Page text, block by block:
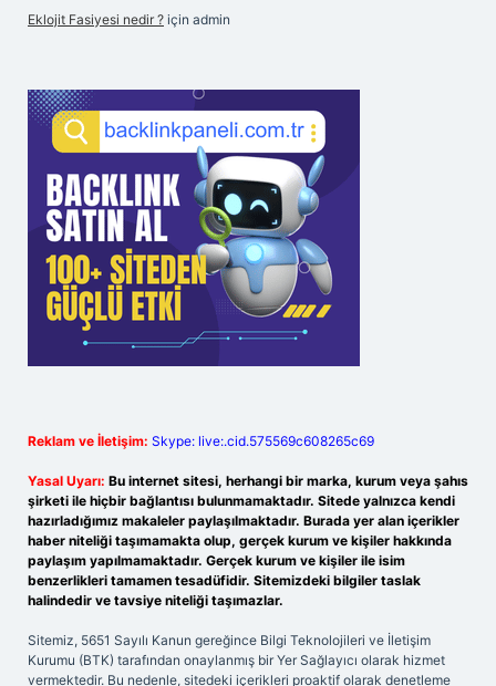
Eklojit Fasiyesi nedir ? için admin
Reklam ve İletişim: Skype: live:.cid.575569c608265c69
Yasal Uyarı: Bu internet sitesi, herhangi bir marka, kurum veya şahıs
şirketi ile hiçbir bağlantısı bulunmamaktadır. Sitede yalnızca kendi
hazırladığımız makaleler paylaşılmaktadır. Burada yer alan içerikler
haber niteliği taşımamakta olup, gerçek kurum ve kişiler hakkında
paylaşım yapılmamaktadır. Gerçek kurum ve kişiler ile isim
benzerlikleri tamamen tesadüfidir. Sitemizdeki bilgiler taslak
halindedir ve tavsiye niteliği taşımazlar.
Sitemiz, 5651 Sayılı Kanun gereğince Bilgi Teknolojileri ve İletişim
Kurumu (BTK) tarafından onaylanmış bir Yer Sağlayıcı olarak hizmet
vermektedir. Bu nedenle, sitedeki içerikleri proaktif olarak denetleme